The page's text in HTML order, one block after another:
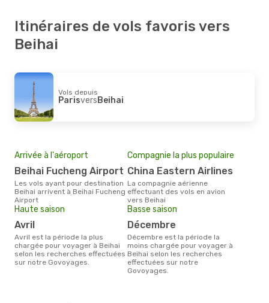
Itinéraires de vols favoris vers
Beihai
Vols depuis
ParisversBeihai
Arrivée à l'aéroport
Beihai Fucheng Airport
Les vols ayant pour destination
Beihai arrivent à Beihai Fucheng
Airport
Compagnie la plus populaire
China Eastern Airlines
La compagnie aérienne
effectuant des vols en avion
vers Beihai
Haute saison
avril
avril est la période la plus
chargée pour voyager à Beihai
selon les recherches effectuées
sur notre Govoyages.
Basse saison
décembre
décembre est la période la
moins chargée pour voyager à
Beihai selon les recherches
effectuées sur notre
Govoyages.